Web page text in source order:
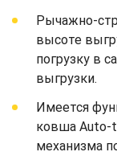
Рычажно-
высоте
погрузку в
выгрузки.
Имеется
ковша Auto-
механизма